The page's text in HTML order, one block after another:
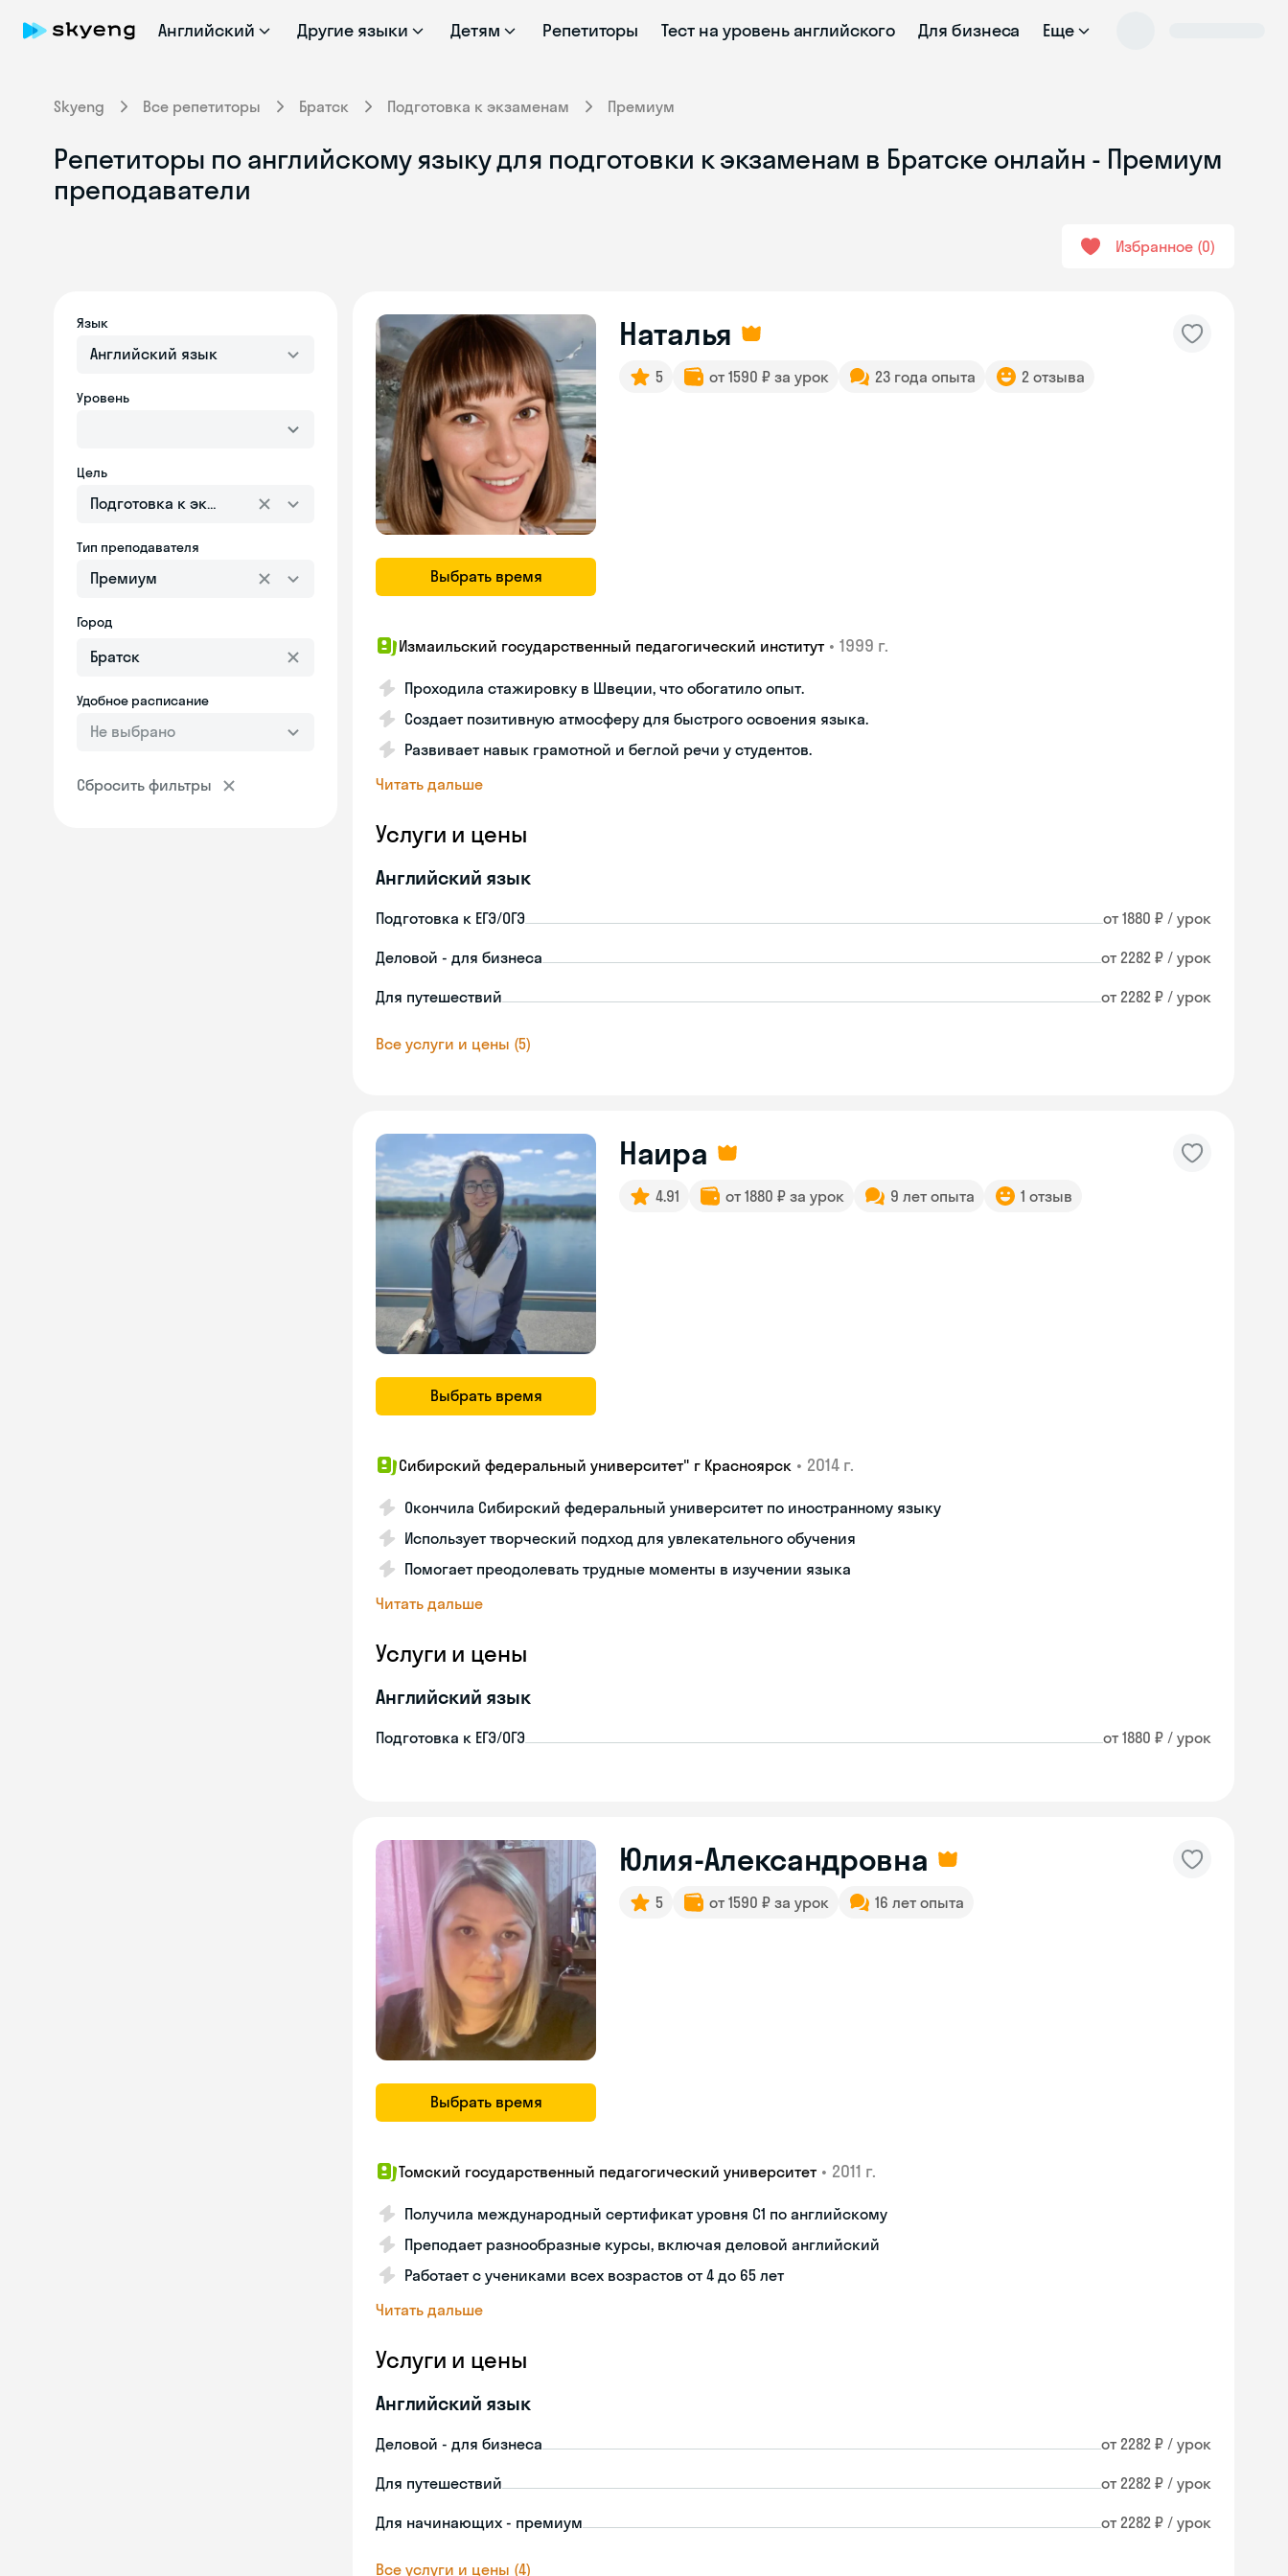
Английский Другие языки Детям Репетиторы Тест на уровень английского Для бизнеса Еще
Skyeng Все репетиторы Братск Подготовка к экзаменам Премиум
Репетиторы по английскому языку для подготовки к экзаменам в Братске онлайн - Премиум
преподаватели
Избранное 0
Язык
Английский язык
Уровень
Цель
Подготовка к экзаменам
Тип преподавателя
Премиум
Город
Удобное расписание
Не выбрано
Сбросить фильтры
Выбрать время
Наталья
5 от 1590 ₽ за урок 23 года опыта 2 отзыва
Измаильский государственный педагогический институт • 1999 г.
Проходила стажировку в Швеции, что обогатило опыт.
Создает позитивную атмосферу для быстрого освоения языка.
Развивает навык грамотной и беглой речи у студентов.
Читать дальше
Услуги и цены
Английский язык
Подготовка к ЕГЭ/ОГЭ от 1880 ₽ / урок
Деловой - для бизнеса от 2282 ₽ / урок
Для путешествий от 2282 ₽ / урок
Все услуги и цены (5)
Выбрать время
Наира
4.91 от 1880 ₽ за урок 9 лет опыта 1 отзыв
Сибирский федеральный университет" г Красноярск • 2014 г.
Окончила Сибирский федеральный университет по иностранному языку
Использует творческий подход для увлекательного обучения
Помогает преодолевать трудные моменты в изучении языка
Читать дальше
Услуги и цены
Английский язык
Подготовка к ЕГЭ/ОГЭ от 1880 ₽ / урок
Выбрать время
Юлия-Александровна
5 от 1590 ₽ за урок 16 лет опыта
Томский государственный педагогический университет • 2011 г.
Получила международный сертификат уровня C1 по английскому
Преподает разнообразные курсы, включая деловой английский
Работает с учениками всех возрастов от 4 до 65 лет
Читать дальше
Услуги и цены
Английский язык
Деловой - для бизнеса от 2282 ₽ / урок
Для путешествий от 2282 ₽ / урок
Для начинающих - премиум от 2282 ₽ / урок
Все услуги и цены (4)